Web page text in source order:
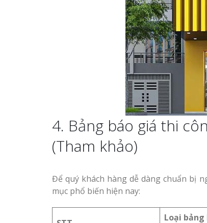
4. Bảng báo giá thi
(Tham khảo)
Để quý khách hàng dễ dàng chuẩn bị
mục phổ biến hiện nay:
Loại